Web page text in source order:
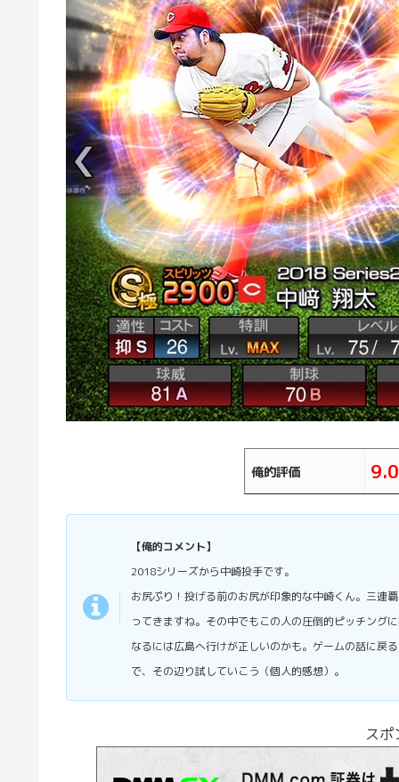
俺的評価 9.0
【俺的コメント】
2018シリーズから中崎投手です。
お尻ぷり！投げる前のお尻が印象的な中崎くん。三連
ってきますね。その中でもこの人の圧倒的ピッチング
なるには広島へ行けが正しいのかも。ゲームの話に戻
で、その辺り試していこう（個人的感想）。
スポ